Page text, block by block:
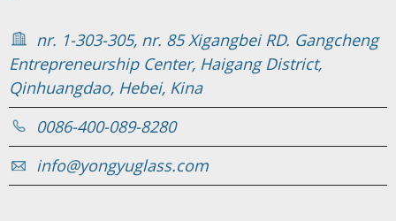
nr. 1-303-305, nr. 85 Xigangbei RD. Gangcheng
Entrepreneurship Center, Haigang District,
Qinhuangdao, Hebei, Kina
0086-400-089-8280
info@yongyuglass.com